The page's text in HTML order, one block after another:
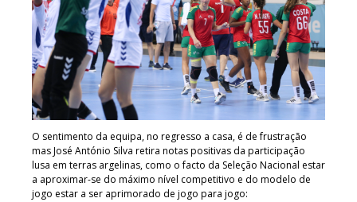
O sentimento da equipa, no regresso a casa, é de frustração
mas José António Silva retira notas positivas da participação
lusa em terras argelinas, como o facto da Seleção Nacional estar
a aproximar-se do máximo nível competitivo e do modelo de
jogo estar a ser aprimorado de jogo para jogo: